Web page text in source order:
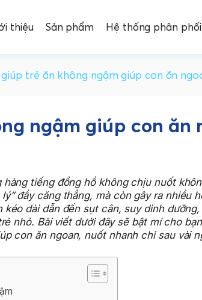
thiệu Sản phẩm Hệ thống phân phối
trẻ ăn không ngậm giúp con ăn
ngậm giúp con ăn
tiếng đồng hồ không chịu nuốt
đầy căng thẳng, mà còn gây ra nhiều
dài dẫn đến sụt cân, suy dinh
nhỏ. Bài viết dưới đây sẽ bật mí cho
con ăn ngoan, nuốt nhanh chỉ sau vài